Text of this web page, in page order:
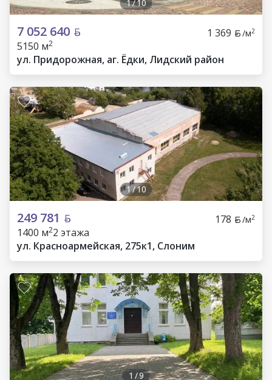
1/10
7 052 640 1 369 /м2
5150 м2
ул. Придорожная, аг. Ёдки, Лидский район
1/10
249 781 178 /м2
1400 м22 этажа
ул. Красноармейская, 275к1, Слоним
1 /9